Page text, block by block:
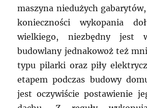
maszyna niedużych
konieczności wykopania
wielkiego, niezbędny jest
budowlany jednakowoż też
typu pilarki oraz piły
etapem podczas budowy
jest oczywiście postawienie